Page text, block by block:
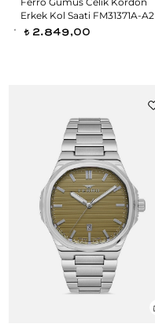
Erkek Kol Saati FM31371A-A2
t 2.849,00